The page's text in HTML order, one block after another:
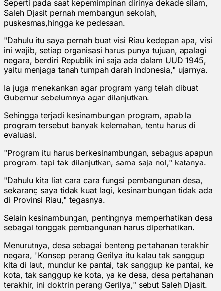
Seperti pada saat kepemimpinan dirinya dekade silam,
Saleh Djasit pernah membangun sekolah,
puskesmas,hingga ke pedesaan.
"Dahulu itu saya pernah buat visi Riau kedepan apa, visi
ini wajib, setiap organisasi harus punya tujuan, apalagi
negara, berdiri Republik ini saja ada dalam UUD 1945,
yaitu menjaga tanah tumpah darah Indonesia," ujarnya.
Ia juga menekankan agar program yang telah dibuat
Gubernur sebelumnya agar dilanjutkan.
Sehingga terjadi kesinambungan program, apabila
program tersebut banyak kelemahan, tentu harus di
evaluasi.
"Program itu harus berkesinambungan, sebagus apapun
program, tapi tak dilanjutkan, sama saja nol," katanya.
"Dahulu kita liat cara cara fungsi pembangunan desa,
sekarang saya tidak kuat lagi, kesinambungan tidak ada
di Provinsi Riau," tegasnya.
Selain kesinambungan, pentingnya memperhatikan desa
sebagai tonggak pembangunan harus diperhatikan.
Menurutnya, desa sebagai benteng pertahanan terakhir
negara, "Konsep perang Gerilya itu kalau tak sanggup
kita di laut, mundur ke pantai, tak sanggup ke pantai, ke
kota, tak sanggup ke kota, ya ke desa, desa pertahanan
terakhir, ini doktrin perang Gerilya," sebut Saleh Djasit.